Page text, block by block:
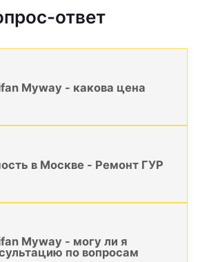
ответ
Myway - какова цена
в Москве - Ремонт ГУР
Myway - могу ли я
по вопросам